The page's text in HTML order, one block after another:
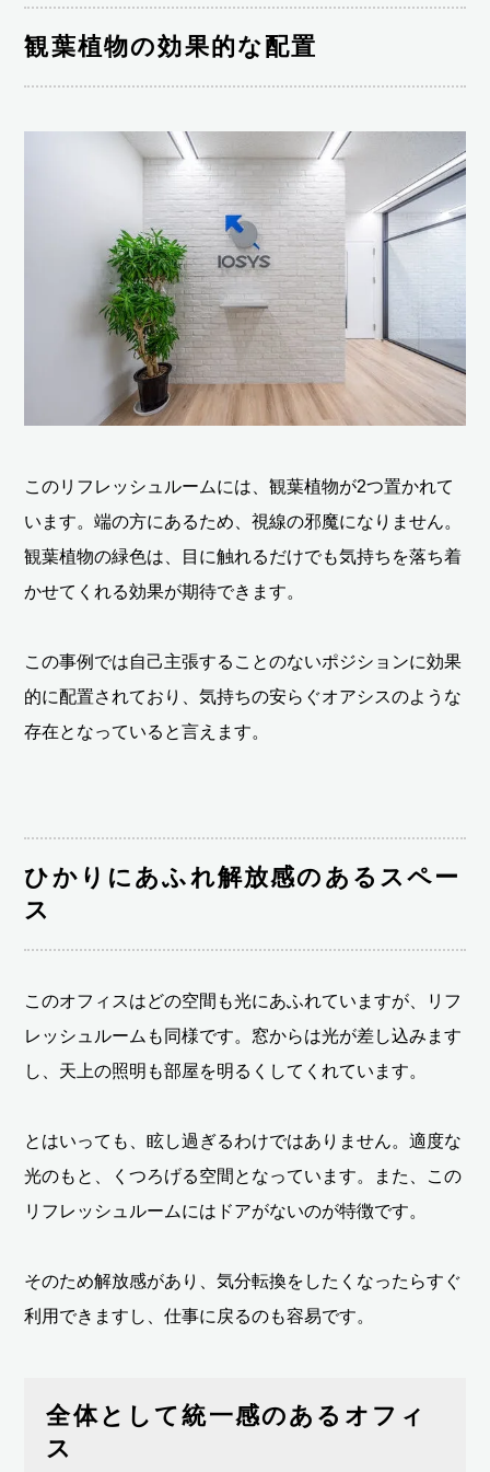
観葉植物の効果的な配置
このリフレッシュルームには、観葉植物が2つ置かれて
います。端の方にあるため、視線の邪魔になりません。
観葉植物の緑色は、目に触れるだけでも気持ちを落ち着
かせてくれる効果が期待できます。
この事例では自己主張することのないポジションに効果
的に配置されており、気持ちの安らぐオアシスのような
存在となっていると言えます。
ひかりにあふれ解放感のあるスペー
ス
このオフィスはどの空間も光にあふれていますが、リフ
レッシュルームも同様です。窓からは光が差し込みます
し、天上の照明も部屋を明るくしてくれています。
とはいっても、眩し過ぎるわけではありません。適度な
光のもと、くつろげる空間となっています。また、この
リフレッシュルームにはドアがないのが特徴です。
そのため解放感があり、気分転換をしたくなったらすぐ
利用できますし、仕事に戻るのも容易です。
全体として統一感のあるオフィ
ス